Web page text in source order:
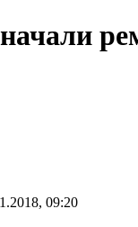
09:20